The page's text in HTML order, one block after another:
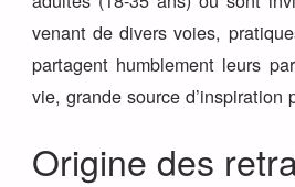
venant de divers voies,
partagent humblement leurs
vie, grande source d’inspiration
Origine des